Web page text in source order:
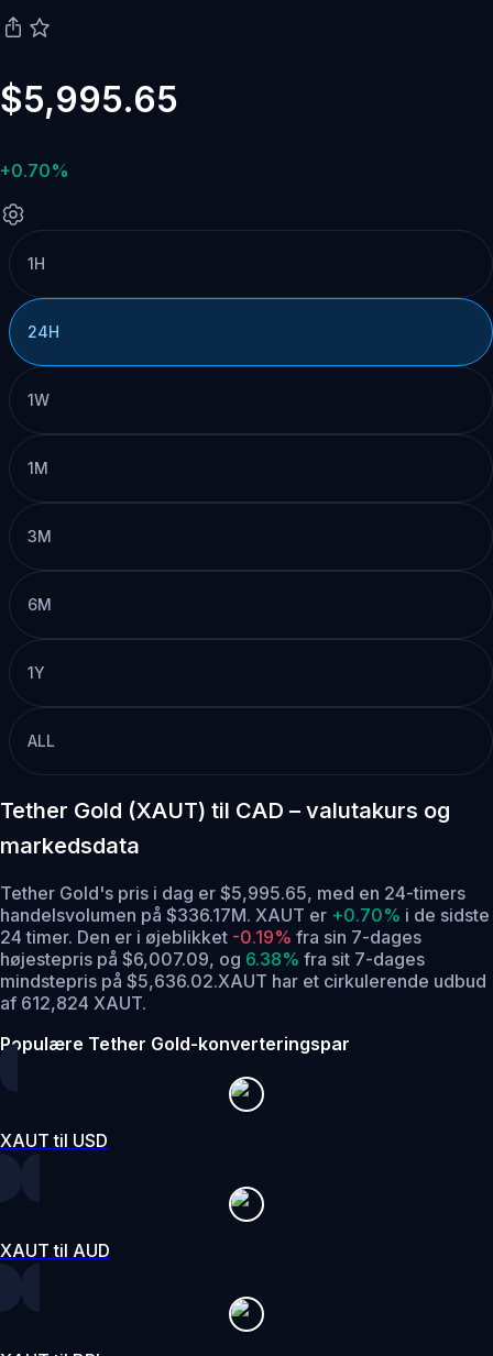
$5,995.65
+0.70%
1H
24H
1W
1M
3M
6M
1Y
ALL
Tether Gold (XAUT) til CAD – valutakurs og
markedsdata
Tether Gold's pris i dag er $5,995.65, med en 24-timers
handelsvolumen på $336.17M. XAUT er +0.70% i de sidste
24 timer. Den er i øjeblikket -0.19% fra sin 7-dages
højestepris på $6,007.09, og 6.38% fra sit 7-dages
mindstepris på $5,636.02.XAUT har et cirkulerende udbud
af 612,824 XAUT.
Populære Tether Gold-konverteringspar
XAUT til USD
XAUT til AUD